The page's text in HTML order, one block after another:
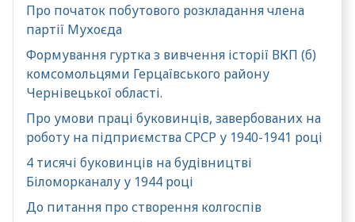
Про початок побутового розкладання члена
партії Мухоєда
Формування гуртка з вивчення історії ВКП (б)
комсомольцями Герцаївського району
Чернівецької області.
Про умови праці буковинців, завербованих на
роботу на підприємства СРСР у 1940-1941 році
4 тисячі буковинців на будівництві
Біломорканалу у 1944 році
До питання про створення колгоспів